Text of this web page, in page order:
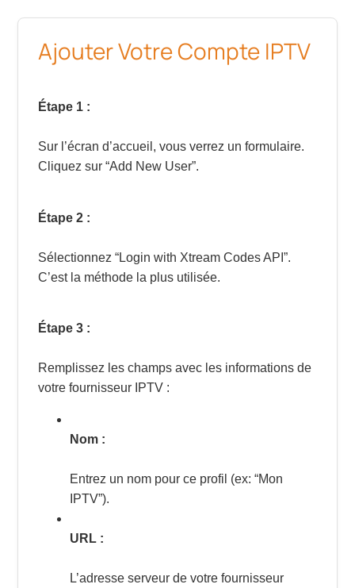
Ajouter Votre Compte IPTV
Étape 1 :
Sur l’écran d’accueil, vous verrez un formulaire.
Cliquez sur “Add New User”.
Étape 2 :
Sélectionnez “Login with Xtream Codes API”.
C’est la méthode la plus utilisée.
Étape 3 :
Remplissez les champs avec les informations de
votre fournisseur IPTV :
Nom :
Entrez un nom pour ce profil (ex: “Mon
IPTV”).
URL :
L’adresse serveur de votre fournisseur